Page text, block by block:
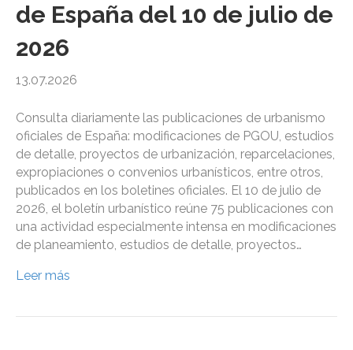
de España del 10 de julio de
2026
13.07.2026
Consulta diariamente las publicaciones de urbanismo
oficiales de España: modificaciones de PGOU, estudios
de detalle, proyectos de urbanización, reparcelaciones,
expropiaciones o convenios urbanísticos, entre otros,
publicados en los boletines oficiales. El 10 de julio de
2026, el boletín urbanístico reúne 75 publicaciones con
una actividad especialmente intensa en modificaciones
de planeamiento, estudios de detalle, proyectos…
Leer más